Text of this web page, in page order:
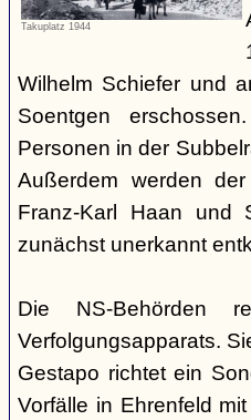
Takuplatz 1944
Wilhelm Schiefer und
Soentgen
Personen in der
Außerdem werden
Franz-Karl Haan und
zunächst unerkannt
Die NS-Behörden
Verfolgungsapparats.
Gestapo richtet ein
Vorfälle in Ehrenfeld